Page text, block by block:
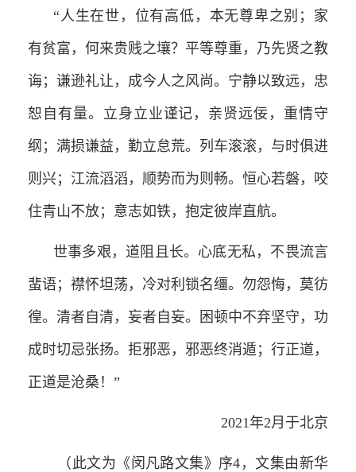
“人生在世，位有高低，本无尊卑之别；家
有贫富，何来贵贱之壤？平等尊重，乃先贤之教
诲；谦逊礼让，成今人之风尚。宁静以致远，忠
恕自有量。立身立业谨记，亲贤远佞，重情守
纲；满损谦益，勤立怠荒。列车滚滚，与时俱进
则兴；江流滔滔，顺势而为则畅。恒心若磐，咬
住青山不放；意志如铁，抱定彼岸直航。
世事多艰，道阻且长。心底无私，不畏流言
蜚语；襟怀坦荡，冷对利锁名缰。勿怨悔，莫彷
徨。清者自清，妄者自妄。困顿中不弃坚守，功
成时切忌张扬。拒邪恶，邪恶终消遁；行正道，
正道是沧桑！”
2021年2月于北京
（此文为《闵凡路文集》序4，文集由新华